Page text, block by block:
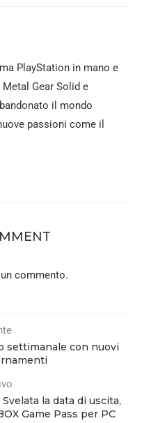
PlayStation in mano e
Gear Solid e
il mondo
passioni come il
commento.
settimanale con nuovi
la data di uscita,
Game Pass per PC